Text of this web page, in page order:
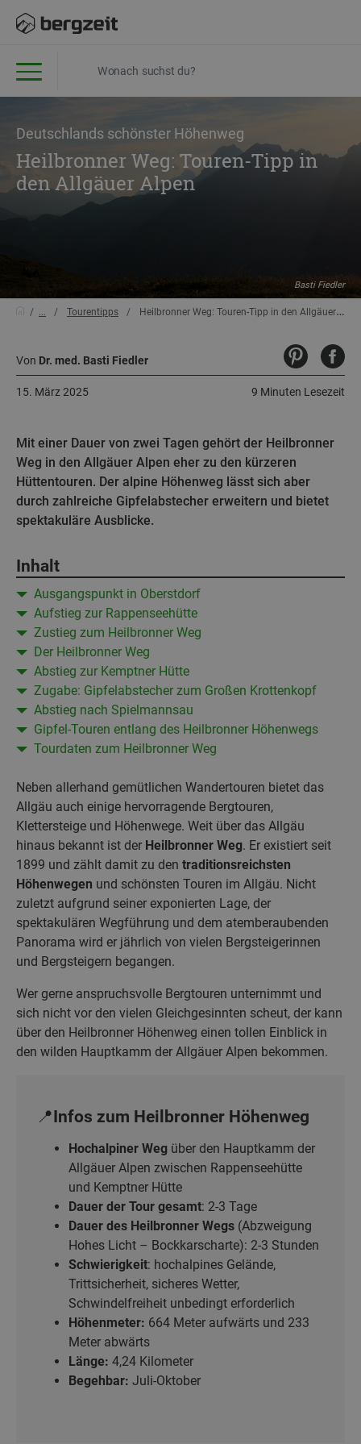
Deutschlands schönster Höhenweg
Heilbronner Weg: Touren-Tipp in
den Allgäuer Alpen
Basti Fiedler
... Tourentipps Heilbronner Weg: Touren-Tipp in den Allgäuer Alpen
Von Dr. med. Basti Fiedler
9 Minuten Lesezeit
15. März 2025
Mit einer Dauer von zwei Tagen gehört der Heilbronner
Weg in den Allgäuer Alpen eher zu den kürzeren
Hüttentouren. Der alpine Höhenweg lässt sich aber
durch zahlreiche Gipfelabstecher erweitern und bietet
spektakuläre Ausblicke.
Inhalt
Ausgangspunkt in Oberstdorf
Aufstieg zur Rappenseehütte
Zustieg zum Heilbronner Weg
Der Heilbronner Weg
Abstieg zur Kemptner Hütte
Zugabe: Gipfelabstecher zum Großen Krottenkopf
Abstieg nach Spielmannsau
Gipfel-Touren entlang des Heilbronner Höhenwegs
Tourdaten zum Heilbronner Weg
Neben allerhand gemütlichen Wandertouren bietet das
Allgäu auch einige hervorragende Bergtouren,
Klettersteige und Höhenwege. Weit über das Allgäu
hinaus bekannt ist der Heilbronner Weg. Er existiert seit
1899 und zählt damit zu den traditionsreichsten
Höhenwegen und schönsten Touren im Allgäu. Nicht
zuletzt aufgrund seiner exponierten Lage, der
spektakulären Wegführung und dem atemberaubenden
Panorama wird er jährlich von vielen Bergsteigerinnen
und Bergsteigern begangen.
Wer gerne anspruchsvolle Bergtouren unternimmt und
sich nicht vor den vielen Gleichgesinnten scheut, der kann
über den Heilbronner Höhenweg einen tollen Einblick in
den wilden Hauptkamm der Allgäuer Alpen bekommen.
📍Infos zum Heilbronner Höhenweg
Hochalpiner Weg über den Hauptkamm der
Allgäuer Alpen zwischen Rappenseehütte
und Kemptner Hütte
Dauer der Tour gesamt: 2-3 Tage
Dauer des Heilbronner Wegs (Abzweigung
Hohes Licht – Bockkarscharte): 2-3 Stunden
Schwierigkeit: hochalpines Gelände,
Trittsicherheit, sicheres Wetter,
Schwindelfreiheit unbedingt erforderlich
Höhenmeter: 664 Meter aufwärts und 233
Meter abwärts
Länge: 4,24 Kilometer
Begehbar: Juli-Oktober